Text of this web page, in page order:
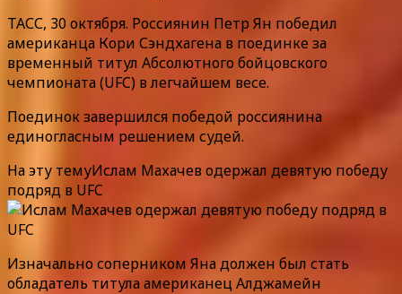
ТАСС, 30 октября. Россиянин Петр Ян победил
американца Кори Сэндхагена в поединке за
временный титул Абсолютного бойцовского
чемпионата (UFC) в легчайшем весе.
Поединок завершился победой россиянина
единогласным решением судей.
На эту темуИслам Махачев одержал девятую победу
подряд в UFC
Изначально соперником Яна должен был стать
обладатель титула американец Алджамейн